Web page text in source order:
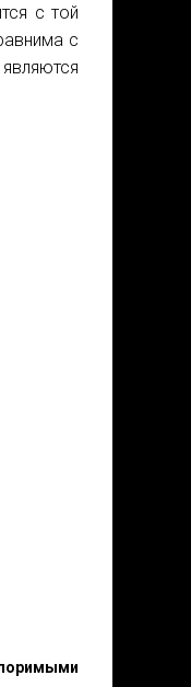
с той
с